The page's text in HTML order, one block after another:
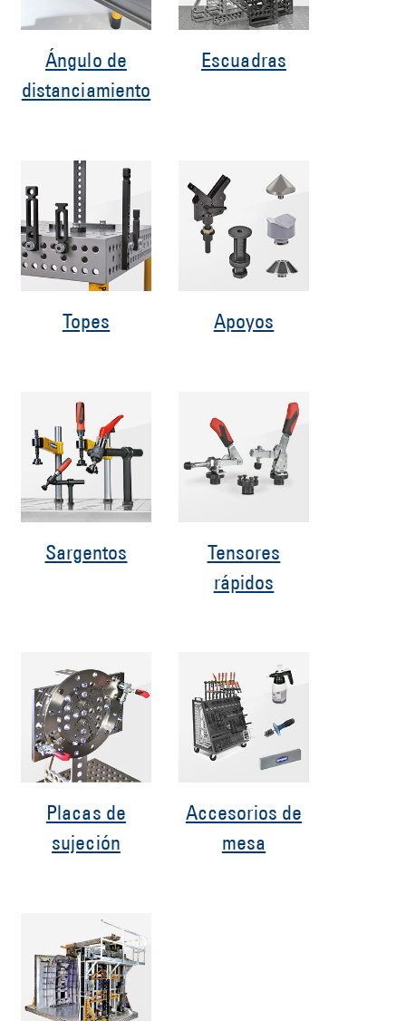
Ángulo de
distanciamiento
Escuadras
Topes Apoyos
Sargentos
Tensores
rápidos
Placas de
sujeción
Accesorios de
mesa